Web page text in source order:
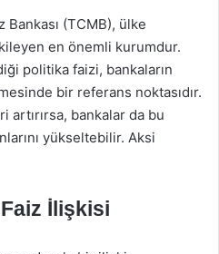
(TCMB), ülke
en önemli kurumdur.
politika faizi, bankaların
bir referans noktasıdır.
artırırsa, bankalar da bu
yükseltebilir. Aksi
İlişkisi